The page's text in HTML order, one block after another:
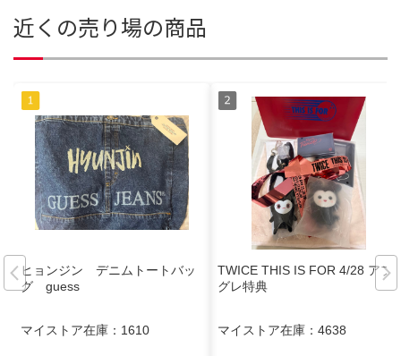
近くの売り場の商品
ヒョンジン デニムトートバッ
グ guess
マイストア在庫： 1610
TWICE THIS IS FOR 4/28 アプ
グレ特典
マイストア在庫： 4638